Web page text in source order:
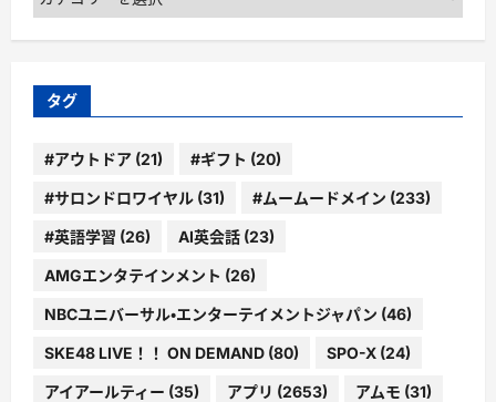
テ
ゴ
ー
タグ
#アウトドア (21) #ギフト (20)
#サロンドロワイヤル (31) #ムームードメイン (233)
#英語学習 (26) AI英会話 (23)
AMGエンタテインメント (26)
NBCユニバーサル・エンターテイメントジャパン (46)
SKE48 LIVE！！ ON DEMAND (80) SPO-X (24)
アイアールティー (35) アプリ (2653) アムモ (31)